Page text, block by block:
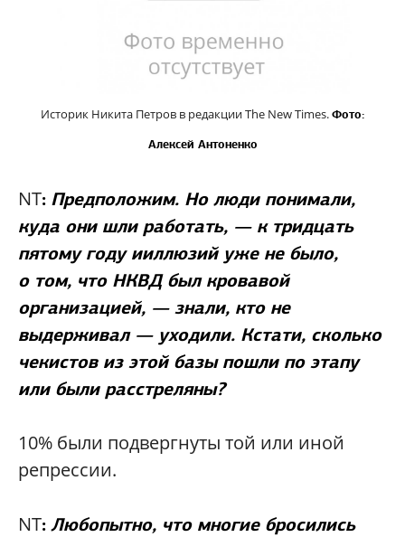
Историк Никита Петров в редакции The New Times.Фото:
Алексей Антоненко
NT: Предположим. Но люди понимали,
куда они шли работать, — к тридцать
пятому году ииллюзий уже не было,
о том, что НКВД был кровавой
организацией, — знали, кто не
выдерживал — уходили. Кстати, сколько
чекистов из этой базы пошли по этапу
или были расстреляны?
10% были подвергнуты той или иной
репрессии.
NT:Любопытно, что многие бросились